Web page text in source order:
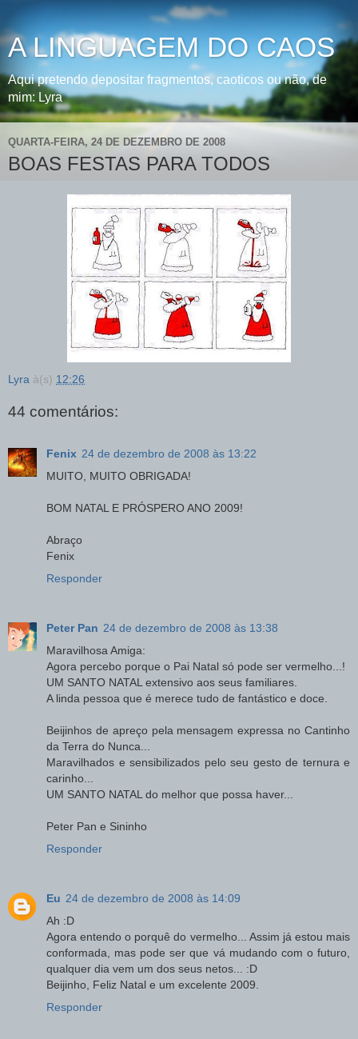
A LINGUAGEM DO CAOS
Aqui pretendo depositar fragmentos, caoticos ou não, de
mim: Lyra
QUARTA-FEIRA, 24 DE DEZEMBRO DE 2008
BOAS FESTAS PARA TODOS
Lyra à(s) 12:26
44 comentários:
Fenix 24 de dezembro de 2008 às 13:22
MUITO, MUITO OBRIGADA!
BOM NATAL E PRÓSPERO ANO 2009!
Abraço
Fenix
Responder
Peter Pan 24 de dezembro de 2008 às 13:38
Maravilhosa Amiga:
Agora percebo porque o Pai Natal só pode ser vermelho...!
UM SANTO NATAL extensivo aos seus familiares.
A linda pessoa que é merece tudo de fantástico e doce.
Beijinhos de apreço pela mensagem expressa no Cantinho
da Terra do Nunca...
Maravilhados e sensibilizados pelo seu gesto de ternura e
carinho...
UM SANTO NATAL do melhor que possa haver...
Peter Pan e Sininho
Responder
Eu 24 de dezembro de 2008 às 14:09
Ah :D
Agora entendo o porquê do vermelho... Assim já estou mais
conformada, mas pode ser que vá mudando com o futuro,
qualquer dia vem um dos seus netos... :D
Beijinho, Feliz Natal e um excelente 2009.
Responder